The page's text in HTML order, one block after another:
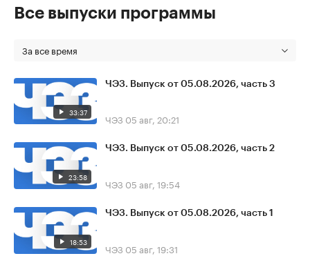
Все выпуски программы
За все время
33:37
ЧЭЗ. Выпуск от 05.08.2026, часть 3
ЧЭЗ 05 авг, 20:21
23:58
ЧЭЗ. Выпуск от 05.08.2026, часть 2
ЧЭЗ 05 авг, 19:54
18:53
ЧЭЗ. Выпуск от 05.08.2026, часть 1
ЧЭЗ 05 авг, 19:31